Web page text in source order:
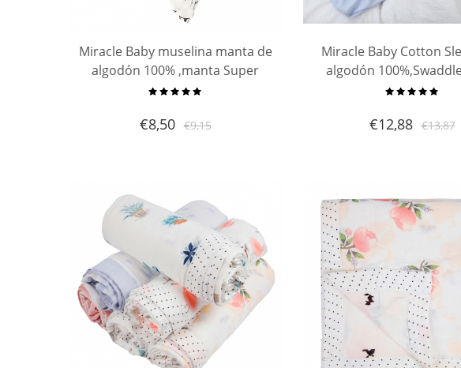
Miracle Baby muselina manta de
algodón 100% ,manta Super
suave cubierta de cochecito de
nacidos (100 x 100 cm)
€8,50 €9,15
Miracle Baby Cotton
algodón
Wearable Manta Saco
€12,88 €13,87